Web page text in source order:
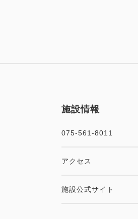
施設情報
075-561-8011
アクセス
施設公式サイト